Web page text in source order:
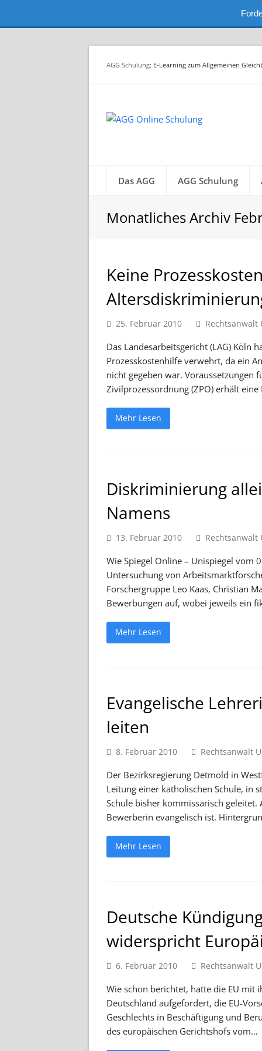
AGG Schulung: E-Learning zum Allgemeinen
Das AGG AGG Schulung
Monatliches Archiv
Keine
25. Februar 2010 Rechtsanwalt
Das Landesarbeitsgericht (LAG) Köln
Prozesskostenhilfe verwehrt, da ein
nicht gegeben war. Voraussetzungen
Zivilprozessordnung (ZPO) erhält
Mehr Lesen
Diskriminierung
Namens
13. Februar 2010 Rechtsanwalt
Wie Spiegel Online – Unispiegel vom
Untersuchung von
Forschergruppe Leo Kaas, Christian
Bewerbungen auf, wobei jeweils ein
Mehr Lesen
Evangelische
leiten
8. Februar 2010 Rechtsanwalt
Der Bezirksregierung Detmold in
Leitung einer katholischen Schule, in
Schule bisher kommissarisch
Bewerberin evangelisch ist.
Mehr Lesen
Deutsche
widerspricht
6. Februar 2010 Rechtsanwalt
Wie schon berichtet, hatte die EU mit
Deutschland aufgefordert, die EU-
Geschlechts in Beschäftigung und
des europäischen Gerichtshofs vom…